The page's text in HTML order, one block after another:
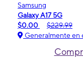
Samsung
Galaxy A17 5G
$0.00
$229.99
Generalmente en